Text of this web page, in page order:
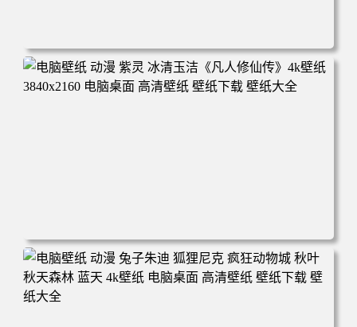
电脑壁纸 动漫 凡人修仙传 韩立 结婴 4k壁纸 3840x2160 电
脑桌面 高清壁纸 壁纸下载 壁纸大全
电脑壁纸 动漫 紫灵 冰清玉洁《凡人修仙传》4k壁纸 3840x2
160 电脑桌面 高清壁纸 壁纸下载 壁纸大全